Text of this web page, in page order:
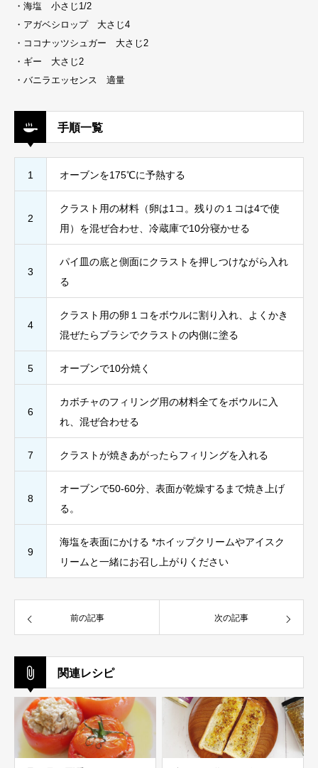
・海塩 小さじ1/2
・アガベシロップ 大さじ4
・ココナッツシュガー 大さじ2
・ギー 大さじ2
・バニラエッセンス 適量
手順一覧
1 オーブンを175℃に予熱する
2
クラスト用の材料（卵は1コ。残りの１コは4で使
用）を混ぜ合わせ、冷蔵庫で10分寝かせる
3
パイ皿の底と側面にクラストを押しつけながら入れ
る
4
クラスト用の卵１コをボウルに割り入れ、よくかき
混ぜたらブラシでクラストの内側に塗る
5 オーブンで10分焼く
6
カボチャのフィリング用の材料全てをボウルに入
れ、混ぜ合わせる
7 クラストが焼きあがったらフィリングを入れる
8
オーブンで50-60分、表面が乾燥するまで焼き上げ
る。
9
海塩を表面にかける *ホイップクリームやアイスク
リームと一緒にお召し上がりください
前の記事 次の記事
関連レシピ